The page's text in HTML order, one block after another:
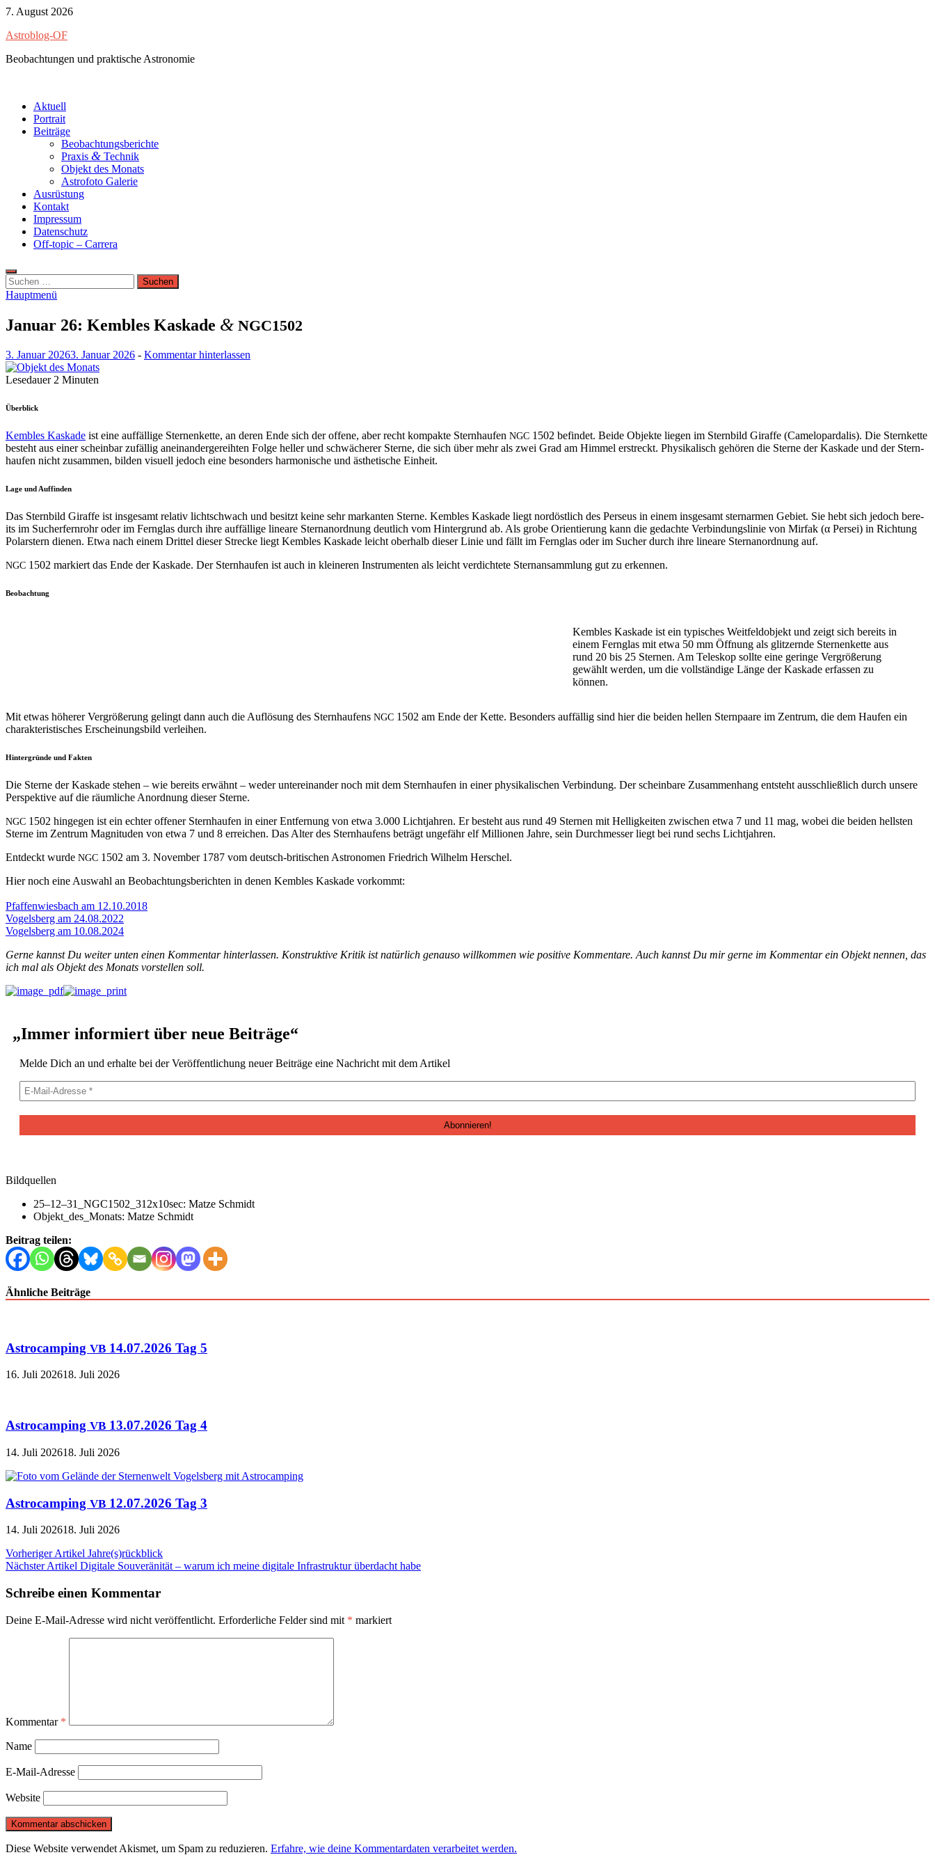
Zum
springen
7. August 2026
Astroblog-OF
Beobachtungen und praktische Astronomie
Aktuell
Portrait
Beiträge
Beobachtungsberichte
Praxis & Technik
Objekt des Monats
Astrofoto Galerie
Ausrüstung
Kontakt
Impressum
Datenschutz
Off-topic – Carrera
Suchen
nach:
Hauptmenü
Januar 26: Kembles Kaskade & NGC1502
3. Januar 20263. Januar 2026 - Kommentar hinterlassen
Lesedauer 2 Minuten
Überblick
Kem­bles Kaskade ist eine auf­fäl­lige Ster­nen­kette, an deren Ende sich der offene, aber recht kom­pak­te Stern­haufen NGC 1502 befind­et. Bei­de Objek­te liegen im Stern­bild Giraffe (Camelopardalis). Die Stern­kette
beste­ht aus ein­er schein­bar zufäl­lig aneinan­derg­erei­ht­en Folge heller und schwächer­er Sterne, die sich über mehr als zwei Grad am Him­mel erstreckt. Physikalisch gehören die Sterne der Kaskade und der Stern­
haufen nicht zusam­men, bilden visuell jedoch eine beson­ders har­monis­che und ästhetis­che Einheit.
Lage und Auffinden
Das Stern­bild Giraffe ist ins­ge­samt rel­a­tiv lichtschwach und besitzt keine sehr markan­ten Sterne. Kem­bles Kaskade liegt nordöstlich des Perseus in einem ins­ge­samt stern­ar­men Gebi­et. Sie hebt sich jedoch bere­
its im Sucher­fer­n­rohr oder im Fer­n­glas durch ihre auf­fäl­lige lin­eare Ster­nanord­nung deut­lich vom Hin­ter­grund ab. Als grobe Ori­en­tierung kann die gedachte Verbindungslin­ie von Mir­fak (α Per­sei) in Rich­tung
Polarstern dienen. Etwa nach einem Drit­tel dieser Strecke liegt Kem­bles Kaskade leicht ober­halb dieser Lin­ie und fällt im Fer­n­glas oder im Such­er durch ihre lin­eare Ster­nanord­nung auf.
NGC 1502 markiert das Ende der Kaskade. Der Stern­haufen ist auch in kleineren Instru­menten als leicht verdichtete Ster­nansamm­lung gut zu erkennen.
Beobachtung
Kem­bles Kaskade ist ein typ­is­ches Weit­fel­dob­jekt und zeigt sich bere­its in
einem Fer­n­glas mit etwa 50 mm Öff­nung als glitzernde Ster­nen­kette aus
rund 20 bis 25 Ster­nen. Am Teleskop sollte eine geringe Ver­größerung
gewählt wer­den, um die voll­ständi­ge Länge der Kaskade erfassen zu
können.
Mit etwas höher­er Ver­größerung gelingt dann auch die Auflö­sung des Stern­haufens NGC 1502 am Ende der Kette. Beson­ders auf­fäl­lig sind hier die bei­den hellen Stern­paare im Zen­trum, die dem Haufen ein
charak­ter­is­tis­ches Erschei­n­ungs­bild verleihen.
Hintergründe und Fakten
Die Sterne der Kaskade ste­hen – wie bere­its erwäh­nt – wed­er untere­inan­der noch mit dem Stern­haufen in ein­er physikalis­chen Verbindung. Der schein­bare Zusam­men­hang entste­ht auss­chließlich durch unsere
Per­spek­tive auf die räum­liche Anord­nung dieser Sterne.
NGC 1502 hinge­gen ist ein echter offen­er Stern­haufen in ein­er Ent­fer­nung von etwa 3.000 Licht­jahren. Er beste­ht aus rund 49 Ster­nen mit Hel­ligkeit­en zwis­chen etwa 7 und 11 mag, wobei die bei­den hell­sten
Sterne im Zen­trum Mag­ni­tu­den von etwa 7 und 8 erre­ichen. Das Alter des Stern­haufens beträgt unge­fähr elf Mil­lio­nen Jahre, sein Durchmess­er liegt bei rund sechs Lichtjahren.
Ent­deckt wurde NGC 1502 am 3. Novem­ber 1787 vom deutsch-britis­chen Astronomen Friedrich Wil­helm Herschel.
Hier noch eine Auswahl an Beobach­tungs­bericht­en in denen Kem­bles Kaskade vorkommt:
Pfaf­fen­wies­bach am 12.10.2018
Vogels­berg am 24.08.2022
Vogels­berg am 10.08.2024
Gerne kannst Du weit­er unten einen Kom­men­tar hin­ter­lassen. Kon­struk­tive Kri­tik ist natür­lich genau­so willkom­men wie pos­i­tive Kom­mentare. Auch kannst Du mir gerne im Kom­men­tar ein Objekt nen­nen, das
ich mal als Objekt des Monats vorstellen soll.
„Immer informiert über neue Beiträge“
Melde Dich an und erhalte bei der Veröf­fentlichung neuer Beiträge eine Nachricht mit dem Artikel
Bildquellen
25–12–31_NGC1502_312x10sec: Matze Schmidt
Objekt_des_Monats: Matze Schmidt
Beitrag teilen:
Ähnliche Beiträge
Astrocamping VB 14.07.2026 Tag 5
16. Juli 202618. Juli 2026
Astrocamping VB 13.07.2026 Tag 4
14. Juli 202618. Juli 2026
Astrocamping VB 12.07.2026 Tag 3
14. Juli 202618. Juli 2026
Beitragsnavigation
Vorheriger Artikel Jahre(s)rückblick
Nächster Artikel Digitale Souveränität – warum ich meine digitale Infrastruktur überdacht habe
Schreibe einen Kommentar
Deine E-Mail-Adresse wird nicht veröffentlicht. Erforderliche Felder sind mit * markiert
Kommentar *
Name
E-Mail-Adresse
Website
Diese Website verwendet Akismet, um Spam zu reduzieren. Erfahre, wie deine Kommentardaten verarbeitet werden.